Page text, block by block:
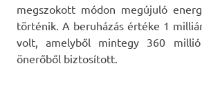
megszokott módon megújuló
történik. A beruházás értéke 1
volt, amelyből mintegy 360
önerőből biztosított.